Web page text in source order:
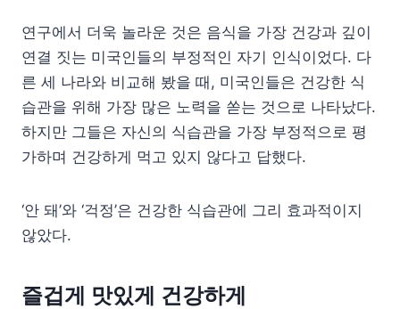
연구에서 더욱 놀라운 것은 음식을 가장 건강과 깊이
연결 짓는 미국인들의 부정적인 자기 인식이었다. 다
른 세 나라와 비교해 봤을 때, 미국인들은 건강한 식
습관을 위해 가장 많은 노력을 쏟는 것으로 나타났다.
하지만 그들은 자신의 식습관을 가장 부정적으로 평
가하며 건강하게 먹고 있지 않다고 답했다.
‘안 돼’와 ‘걱정’은 건강한 식습관에 그리 효과적이지
않았다.
즐겁게 맛있게 건강하게